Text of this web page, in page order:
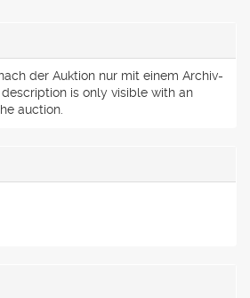
der Auktion nur mit einem Archiv-
is only visible with an
auction.